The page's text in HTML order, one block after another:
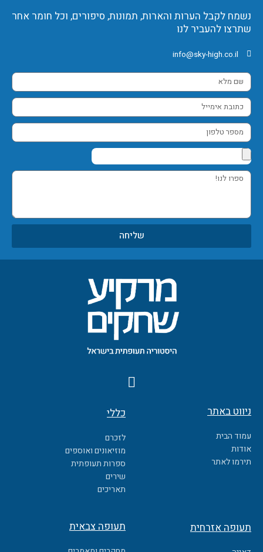
נשמח לקבל הערות והארות, תמונות, סיפורים, וכל חומר אחר
שתרצו להעביר לנו
info@sky-high.co.il
שם
מלא
כתובת
אימייל
מספר
טלפון
ספרו
שליחה
F
a
ניווט באתר
עמוד הבית
אודות
תירמו לאתר
כללי
לזכרם
מוזיאונים ואוספים
ספרות תעופתית
שירים
תאריכים
תעופה אזרחית תעופה צבאית